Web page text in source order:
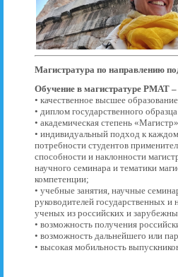
Магистратура по направлению
Обучение в магистратуре РМАТ –
• качественное высшее
• диплом государственного образца
• академическая степень «Магистр»
• индивидуальный подход к
потребности студентов
способности и наклонности
научного семинара и тематики
компетенции;
• учебные занятия, научные
руководителей государственных
ученых из российских и
• возможность получения
• возможность дальнейшего или
• высокая мобильность